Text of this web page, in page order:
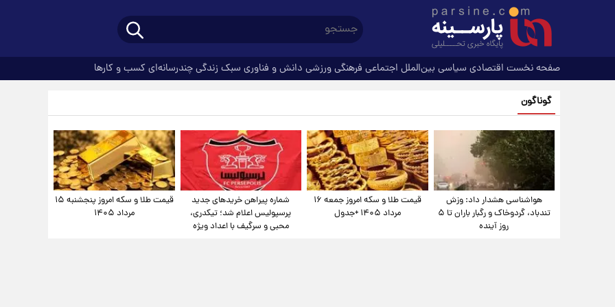
صفحه نخست اقتصادی سیاسی بین‌الملل اجتماعی فرهنگیورزشی دانش و فناوری سبک زندگیچندرسانه‌ای کسب و کارها
گوناگون
هواشناسی هشدار داد: وزش
تندباد، گردوخاک و رگبار باران تا ۵
روز آینده
قیمت طلا و سکه امروز جمعه ۱۶
مرداد ۱۴۰۵ +جدول
شماره پیراهن خریدهای جدید
پرسپولیس اعلام شد؛ تیکدری،
محبی و سرگیف با اعداد ویژه
قیمت طلا و سکه امروز پنجشنبه ۱۵
مرداد ۱۴۰۵